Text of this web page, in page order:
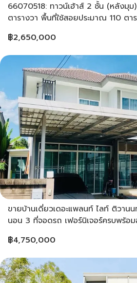
66070518: ทาวน์เฮ้าส์ 2 ชั้น (หลังมุ
ตารางวา พื้นที่ใช้สอยประมาณ 110 ตา
CONNECT 43 วงแหวน-รามอินทรา บ้
฿2,650,000
ขายบ้านเดี่ยวเดอะแพลนท์ ไลท์ ติวา
นอน 3 ที่จอดรถ เฟอร์นิเจอร์ครบพร้อ
฿4,750,000